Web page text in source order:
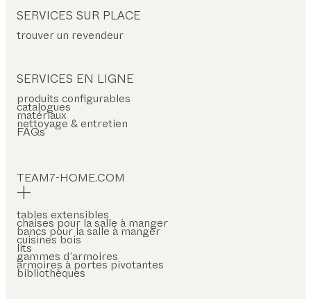
SERVICES SUR PLACE
trouver un revendeur
SERVICES EN LIGNE
produits configurables
catalogues
matériaux
nettoyage & entretien
FAQs
TEAM7-HOME.COM
tables extensibles
chaises pour la salle à manger
bancs pour la salle à manger
cuisines bois
lits
gammes d’armoires
armoires à portes pivotantes
bibliothèques